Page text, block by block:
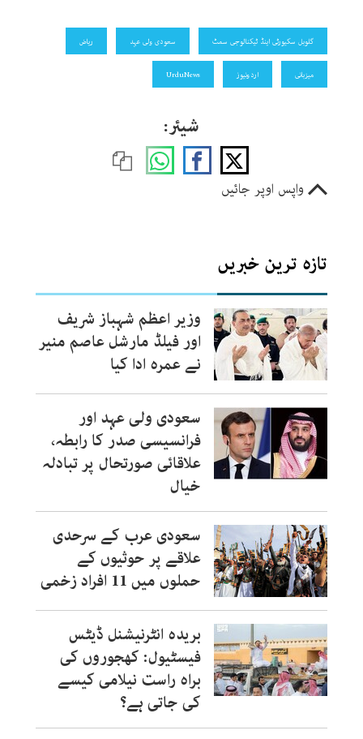
گلوبل سکیورٹی اینڈ ٹیکنالوجی سمٹ سعودی ولی عہد ریاض
میزبانی اردونیوز UrduNews
شیئر:
واپس اوپر جائیں
تازہ ترین خبریں
وزیر اعظم شہباز شریف
اور فیلڈ مارشل عاصم منیر
نے عمرہ ادا کیا
سعودی ولی عہد اور
فرانسیسی صدر کا رابطہ،
علاقائی صورتحال پر تبادلہ
خیال
سعودی عرب کے سرحدی
علاقے پر حوثیوں کے
حملوں میں 11 افراد زخمی
بریدہ انٹرنیشنل ڈیٹس
فیسٹیول: کھجوروں کی
براہ راست نیلامی کیسے
کی جاتی ہے؟